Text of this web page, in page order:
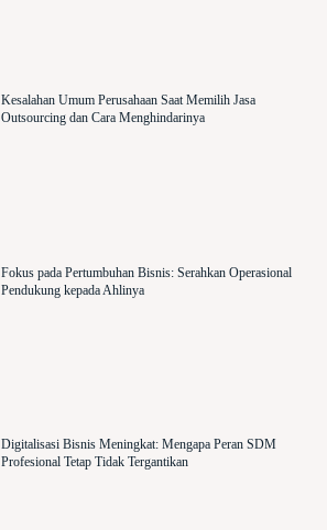
Kesalahan Umum Perusahaan Saat Memilih Jasa
Outsourcing dan Cara Menghindarinya
Fokus pada Pertumbuhan Bisnis: Serahkan Operasional
Pendukung kepada Ahlinya
Digitalisasi Bisnis Meningkat: Mengapa Peran SDM
Profesional Tetap Tidak Tergantikan